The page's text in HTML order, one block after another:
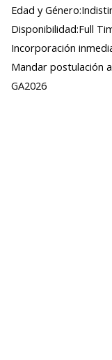
Edad y
Disponibilidad:Full
Incorporación
Mandar postulación
GA2026